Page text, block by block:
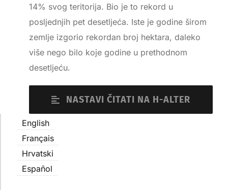
14% svog teritorija. Bio je to rekord u
posljednjih pet desetljeća. Iste je godine širom
zemlje izgorio rekordan broj hektara, daleko
više nego bilo koje godine u prethodnom
desetljeću.
NASTAVI ČITATI NA H-ALTER
English
Français
Hrvatski
Español